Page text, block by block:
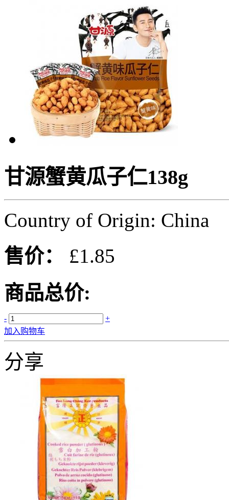
甘源蟹黄瓜子仁138g
Country of Origin: China
售价：
£1.85
商品总价:
-
+
加入购物车
分享